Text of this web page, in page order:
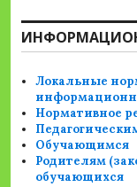
Локальные
Нормативное
Обучающимся
Родителям
обучающихся